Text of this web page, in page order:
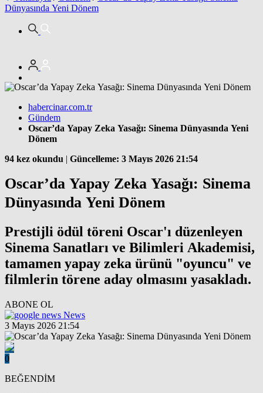
Dünyasında Yeni Dönem
habercinar.com.tr
Gündem
Oscar’da Yapay Zeka Yasağı: Sinema Dünyasında Yeni
Dönem
94 kez okundu | Güncelleme: 3 Mayıs 2026 21:54
Oscar’da Yapay Zeka Yasağı: Sinema
Dünyasında Yeni Dönem
Prestijli ödül töreni Oscar'ı düzenleyen
Sinema Sanatları ve Bilimleri Akademisi,
tamamen yapay zeka ürünü "oyuncu" ve
filmlerin törene aday olmasını yasakladı.
ABONE OL
News
3 Mayıs 2026 21:54
0
BEĞENDİM